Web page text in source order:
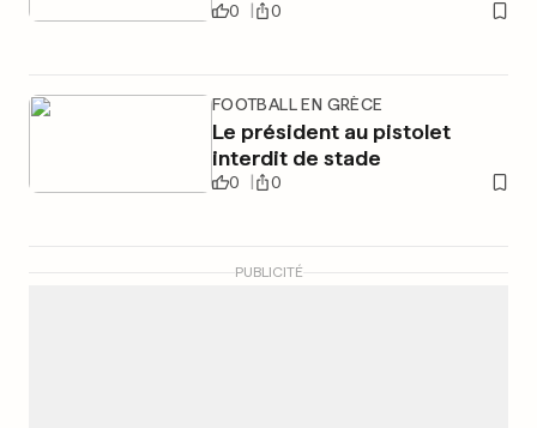
0 0
FOOTBALL EN GRÈCE
Le président au pistolet
interdit de stade
0 0
PUBLICITÉ